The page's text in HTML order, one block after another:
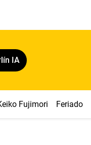
IA
Fujimori Feriado